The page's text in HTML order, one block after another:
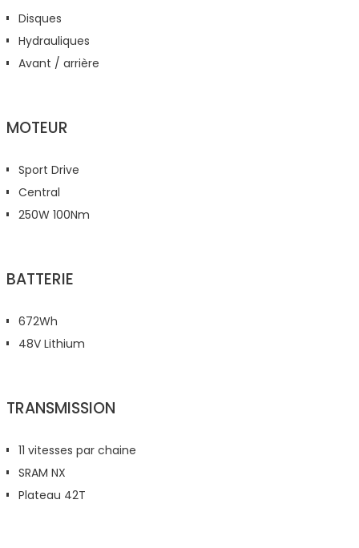
Disques
Hydrauliques
Avant / arrière
MOTEUR
Sport Drive
Central
250W 100Nm
BATTERIE
672Wh
48V Lithium
TRANSMISSION
11 vitesses par chaine
SRAM NX
Plateau 42T